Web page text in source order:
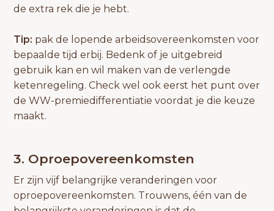
de extra rek die je hebt.
Tip: pak de lopende arbeidsovereenkomsten voor
bepaalde tijd erbij. Bedenk of je uitgebreid
gebruik kan en wil maken van de verlengde
ketenregeling. Check wel ook eerst het punt over
de WW-premiedifferentiatie voordat je die keuze
maakt.
3. Oproepovereenkomsten
Er zijn vijf belangrijke veranderingen voor
oproepovereenkomsten. Trouwens, één van de